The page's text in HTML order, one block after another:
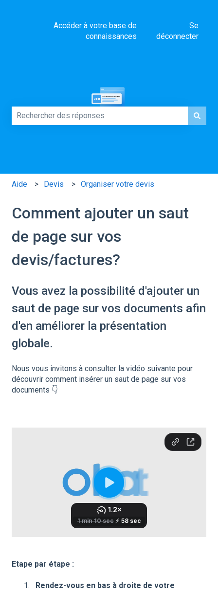
Accéder à votre base de
connaissances
Se
déconnecter
Aide Devis Organiser votre devis
Comment ajouter un saut
de page sur vos
devis/factures?
Vous avez la possibilité d'ajouter un
saut de page sur vos documents afin
d'en améliorer la présentation
globale.
Nous vous invitons à consulter la vidéo suivante pour
découvrir comment insérer un saut de page sur vos
documents 👇
Etape par étape :
Rendez-vous en bas à droite de votre